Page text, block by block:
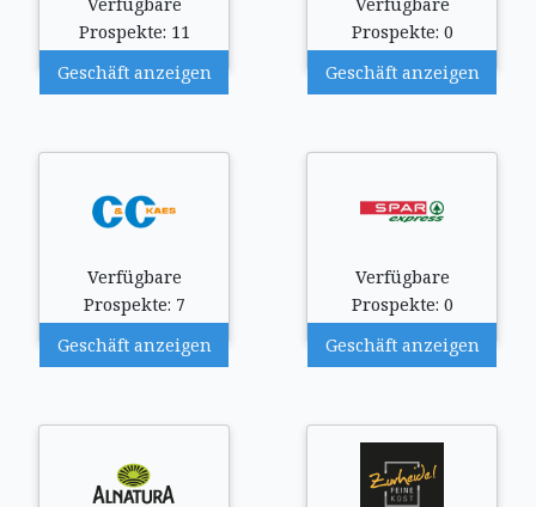
Prospekte: 11
Geschäft anzeigen
Prospekte: 0
Geschäft anzeigen
Verfügbare
Prospekte: 7
Geschäft anzeigen
Verfügbare
Prospekte: 0
Geschäft anzeigen